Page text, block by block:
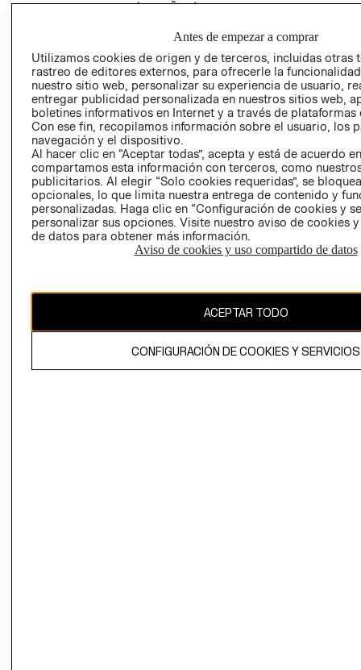
(ESPAÑOL)
PROGRAMA DE
Y ÉTICA (INGLÉS)
COMERCIO - SIC
PETICIONES
QUEJAS Y
RECLAMOS
Colombia ($)
CAMBIAR REGIÓN
El contenido de esta página web está protegido por copyright y es
Antes de empezar a comprar
Utilizamos cookies de origen y de terceros, incluidas otras
rastreo de editores externos, para ofrecerle la
nuestro sitio web, personalizar su experiencia de usuario,
entregar publicidad personalizada en nuestros sitios web,
boletines informativos en Internet y a través de plataformas
Con ese fin, recopilamos información sobre el usuario, los
navegación y el dispositivo.
Al hacer clic en “Aceptar todas”, acepta y está de acuerdo
compartamos esta información con terceros, como
publicitarios. Al elegir “Solo cookies requeridas”, se
opcionales, lo que limita nuestra entrega de contenido y
personalizadas. Haga clic en “Configuración de cookies y
personalizar sus opciones. Visite nuestro aviso de cookies
de datos para obtener más información.
Aviso de cookies y uso compartido de datos
ACEPTAR TODO
CONFIGURACIÓN DE COOKIES Y SERVICIOS